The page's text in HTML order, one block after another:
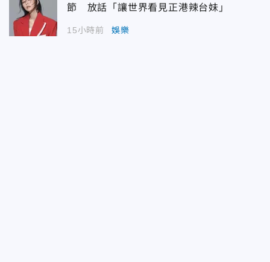
節 放話「讓世界看見正港辣台妹」
15小時前 娛樂